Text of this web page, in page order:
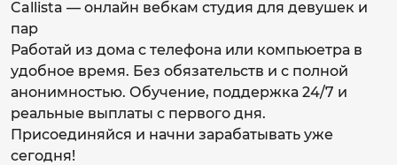
Callista — онлайн вебкам студия для девушек и
пар
Работай из дома с телефона или компьюетра в
удобное время. Без обязательств и с полной
анонимностью. Обучение, поддержка 24/7 и
реальные выплаты с первого дня.
Присоединяйся и начни зарабатывать уже
сегодня!